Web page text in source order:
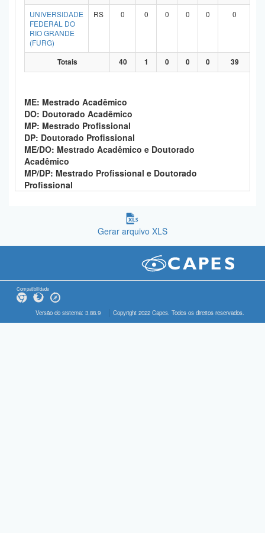
UNIVERSIDADE
FEDERAL DO
RIO GRANDE
(FURG)
RS 0 0 0 0 0 0
Totais 40 1 0 0 0 39
ME: Mestrado Acadêmico
DO: Doutorado Acadêmico
MP: Mestrado Profissional
DP: Doutorado Profissional
ME/DO: Mestrado Acadêmico e Doutorado
Acadêmico
MP/DP: Mestrado Profissional e Doutorado
Profissional
Gerar arquivo XLS
Compatibilidade
Versão do sistema: 3.88.9 Copyright 2022 Capes. Todos os direitos reservados.